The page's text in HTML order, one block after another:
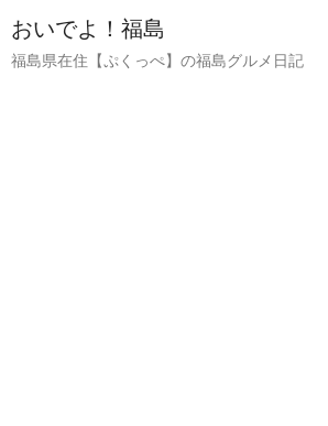
おいでよ！福島
福島県在住【ぷくっぺ】の福島グルメ日記